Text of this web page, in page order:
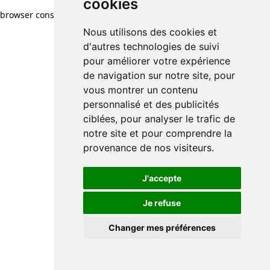
cookies
Nous utilisons des cookies et
d'autres technologies de suivi
pour améliorer votre expérience
de navigation sur notre site, pour
vous montrer un contenu
personnalisé et des publicités
ciblées, pour analyser le trafic de
notre site et pour comprendre la
provenance de nos visiteurs.
J'accepte
Je refuse
Changer mes préférences
browser console for more information)